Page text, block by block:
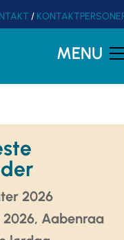
/
MENU
2026
Aabenraa